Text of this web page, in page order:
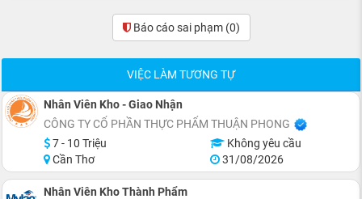
Báo cáo sai phạm (0)
VIỆC LÀM TƯƠNG TỰ
Nhân Viên Kho - Giao Nhận
CÔNG TY CỔ PHẦN THỰC PHẨM THUẬN PHONG
7 - 10 Triệu
Không yêu cầu
Cần Thơ
31/08/2026
Nhân Viên Kho Thành Phẩm